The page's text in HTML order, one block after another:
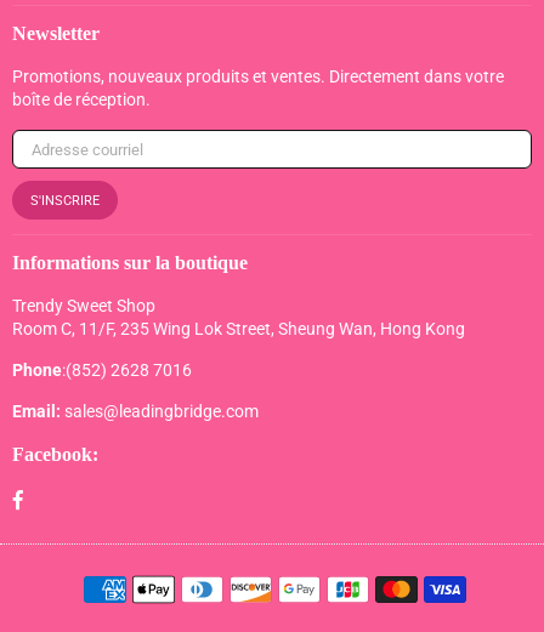
Newsletter
Promotions, nouveaux produits et ventes. Directement dans votre
boîte de réception.
S'INSCRIRE
Informations sur la boutique
Trendy Sweet Shop
Room C, 11/F, 235 Wing Lok Street, Sheung Wan, Hong Kong
Phone:(852) 2628 7016
Email: sales@leadingbridge.com
Facebook:
Facebook